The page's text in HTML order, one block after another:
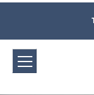
Amtsgericht
Direkt zum Inhalt
Leichte
und